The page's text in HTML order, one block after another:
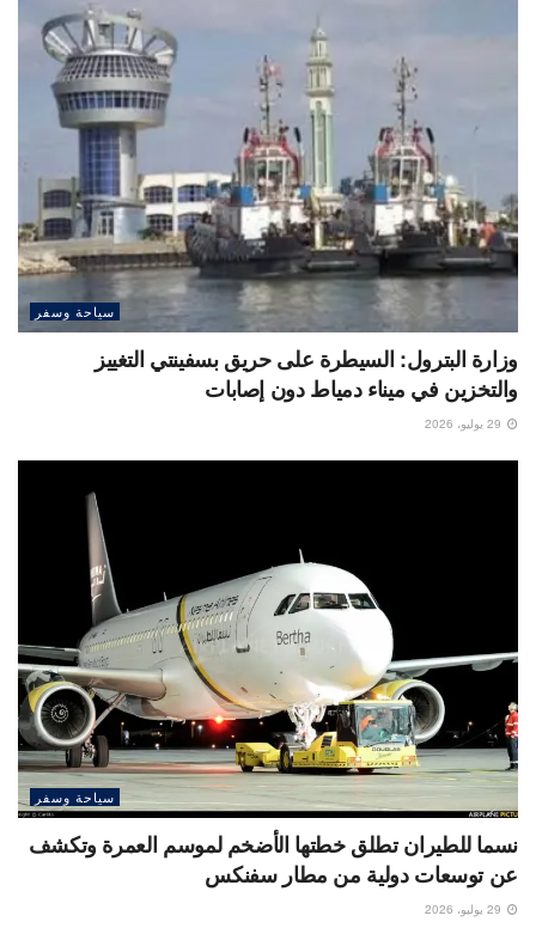
سياحة وسفر
وزارة البترول: السيطرة على حريق بسفينتي التغييز
والتخزين في ميناء دمياط دون إصابات
سياحة وسفر
نسما للطيران تطلق خطتها الأضخم لموسم العمرة وتكشف
عن توسعات دولية من مطار سفنكس